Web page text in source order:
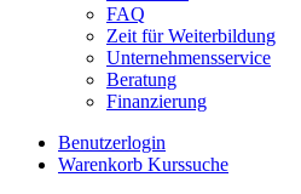
FAQ
Zeit für Weiterbildung
Unternehmensservice
Beratung
Finanzierung
Benutzerlogin
Warenkorb Kurssuche